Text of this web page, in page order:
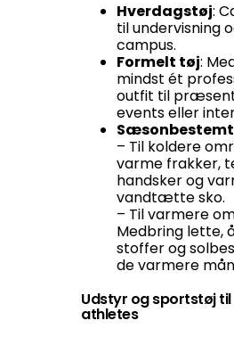
Hverdagstøj:
til undervisning
campus.
Formelt tøj:
mindst ét
outfit til
events eller
– Til koldere
varme frakker,
handsker og
vandtætte sko.
– Til varmere
Medbring lette,
stoffer og
de varmere
Udstyr og sportstøj
athletes